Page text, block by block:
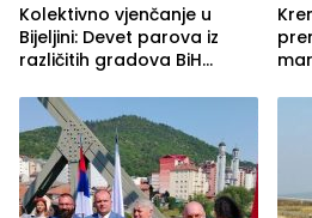
Kolektivno vjenčanje u
Bijeljini: Devet parova iz
različitih gradova BiH